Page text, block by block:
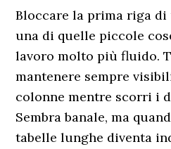
Bloccare la prima riga di
una di quelle piccole
lavoro molto più fluido.
mantenere sempre
colonne mentre scorri i
Sembra banale, ma
tabelle lunghe diventa